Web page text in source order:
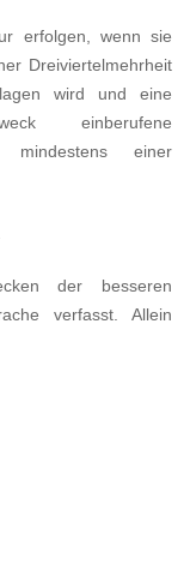
erfolgen, wenn sie
Dreiviertelmehrheit
wird und eine
einberufene
mindestens einer
der besseren
verfasst. Allein